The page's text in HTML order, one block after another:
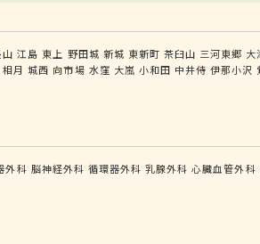
山 江島 東上 野田城 新城 東新町 茶臼山 三河東郷 大
相月 城西 向市場 水窪 大嵐 小和田 中井侍 伊那小沢
外科 脳神経外科 循環器外科 乳腺外科 心臓血管外科